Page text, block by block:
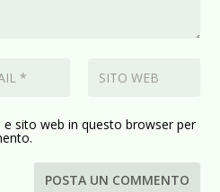
sito web in questo browser per